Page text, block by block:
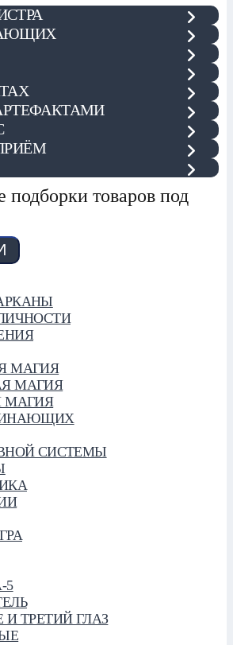
подборки товаров под
МАГИЯ
МАГИЯ
МАГИЯ
СИСТЕМЫ
5
И ТРЕТИЙ ГЛАЗ